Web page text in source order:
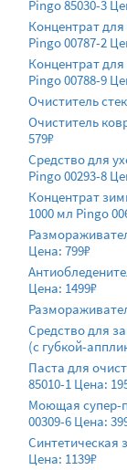
Pingo 85030-3
Концентрат для
Pingo 00787-2
Концентрат для
Pingo 00788-9
Очиститель
Очиститель
579₽
Средство для
Pingo 00293-8
Концентрат
1000 мл Pingo
Цена: 799₽
Цена: 1499₽
Средство для
(с губкой-
Паста для
85010-1 Цена:
Моющая супер-
00309-6 Цена:
Синтетическая
Цена: 1139₽